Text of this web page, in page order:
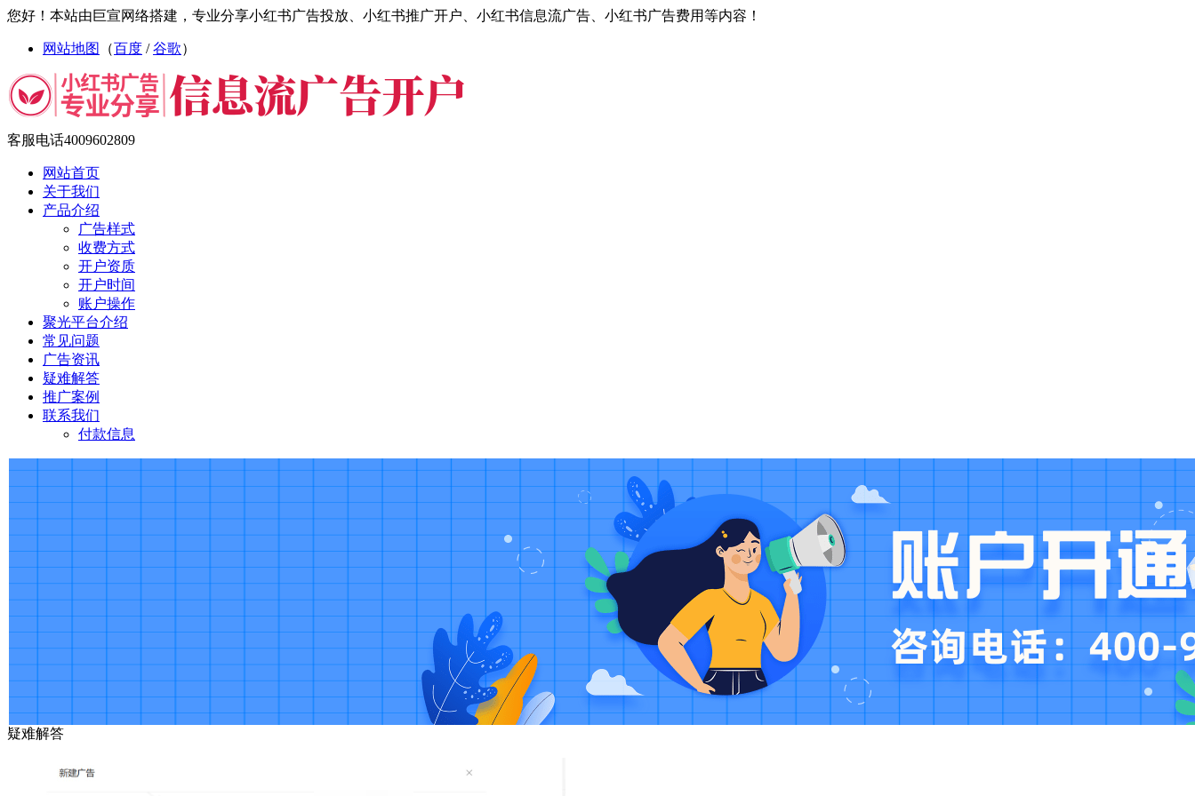
您好！本站由巨宣网络搭建，专业分享小红书广告投放、小红书推广开户、小红书信息流广告、小红书广告费用等内容！
网站地图 （百度 /谷歌）
客服电话4009602809
网站首页
关于我们
产品介绍
广告样式
收费方式
开户资质
开户时间
账户操作
聚光平台介绍
常见问题
广告资讯
疑难解答
推广案例
联系我们
付款信息
疑难解答